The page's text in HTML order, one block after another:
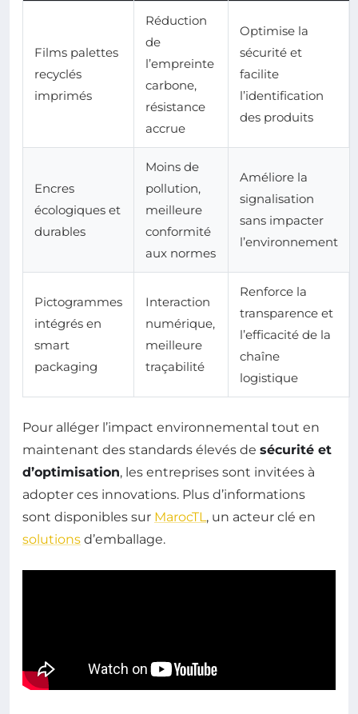
Films palettes
recyclés
imprimés
Réduction
de
l’empreinte
carbone,
résistance
accrue
Optimise la
sécurité et
facilite
l’identification
des produits
Encres
écologiques et
durables
Moins de
pollution,
meilleure
conformité
aux normes
Améliore la
signalisation
sans impacter
l’environnement
Pictogrammes
intégrés en
smart
packaging
Interaction
numérique,
meilleure
traçabilité
Renforce la
transparence et
l’efficacité de la
chaîne
logistique
Pour alléger l’impact environnemental tout en
maintenant des standards élevés de sécurité et
d’optimisation, les entreprises sont invitées à
adopter ces innovations. Plus d’informations
sont disponibles sur MarocTL , un acteur clé en
solutions d’emballage.